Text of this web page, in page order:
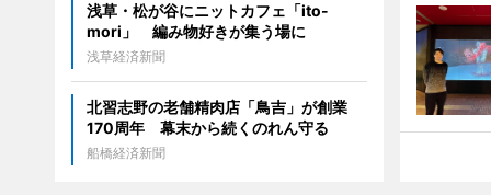
浅草・松が谷にニットカフェ「ito-
mori」 編み物好きが集う場に
浅草経済新聞
北習志野の老舗精肉店「鳥吉」が創業
170周年 幕末から続くのれん守る
船橋経済新聞